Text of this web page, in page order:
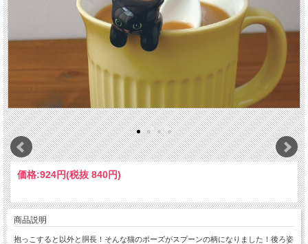
価格:924円(税抜 840円)
商品説明
抱っこすると以外と胴長！そんな猫のポーズがスプーンの柄になりました！後ろ姿